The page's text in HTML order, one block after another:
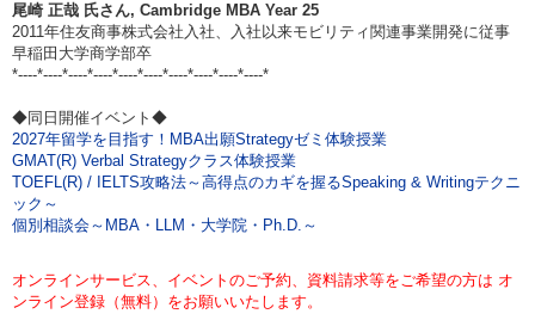
尾崎 正哉 氏さん, Cambridge MBA Year 25
2011年住友商事株式会社入社、入社以来モビリティ関連事業開発に従事
早稲田大学商学部卒
*----*----*----*----*----*----*----*----*----*----*
◆同日開催イベント◆
2027年留学を目指す！MBA出願Strategyゼミ体験授業
GMAT(R) Verbal Strategyクラス体験授業
TOEFL(R) / IELTS攻略法～高得点のカギを握るSpeaking & Writingテクニ
ック～
個別相談会～MBA・LLM・大学院・Ph.D.～
オンラインサービス、イベントのご予約、資料請求等をご希望の方は オ
ンライン登録（無料）をお願いいたします。